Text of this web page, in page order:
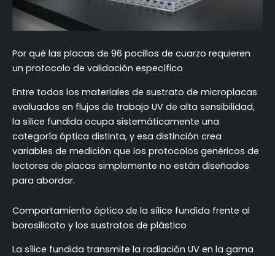
Por qué las placas de 96 pocillos de cuarzo requieren
un protocolo de validación específico
Entre todos los materiales de sustrato de microplacas
evaluados en flujos de trabajo UV de alta sensibilidad,
la sílice fundida ocupa sistemáticamente una
categoría óptica distinta, y esa distinción crea
variables de medición que los protocolos genéricos de
lectores de placas simplemente no están diseñados
para abordar.
Comportamiento óptico de la sílice fundida frente al
borosilicato y los sustratos de plástico
La sílice fundida transmite la radiación UV en la gama